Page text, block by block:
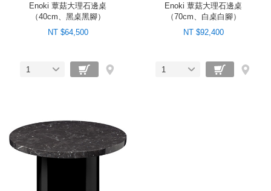
Enoki 蕈菇大理石邊桌
（40cm、黑桌黑腳）
NT $64,500
1
Enoki 蕈菇大理石邊桌
（70cm、白桌白腳）
NT $92,400
1